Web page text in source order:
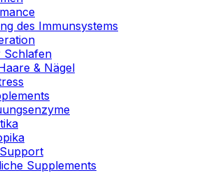
des Immunsystems
Schlafen
& Nägel
Supplements